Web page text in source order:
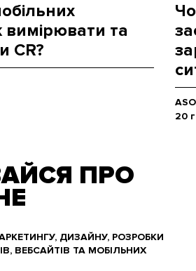
вимірювати та
CR?
ASO
20
ПРО
ДИЗАЙНУ, РОЗРОБКИ
ВЕБСАЙТІВ ТА МОБІЛЬНИХ